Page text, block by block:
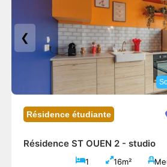
❮
Résidence étudiante
Résidence ST OUEN 2 - studio
1 16m²